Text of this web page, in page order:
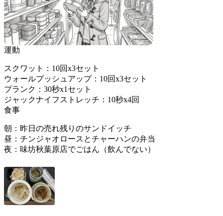
運動
スクワット：10回x3セット
ウォールプッシュアップ：10回x3セット
プランク：30秒x1セット
ジャックナイフストレッチ：10秒x4回
食事
朝：昨日の売れ残りのサンドイッチ
昼：チンジャオロースとチャーハンの弁当
夜：味坊秋葉原店でごはん（飲んでない）